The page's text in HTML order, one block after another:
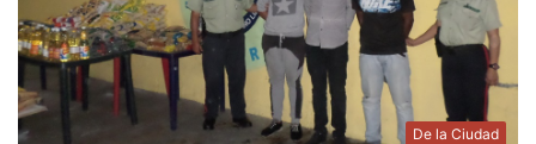
De la Ciudad